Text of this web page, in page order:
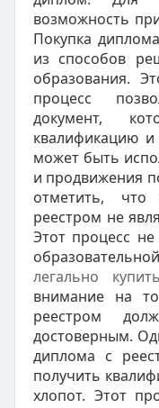
возможность
Покупка
из способов
образования.
процесс
документ,
квалификацию
может быть
и продвижения
отметить,
реестром не
Этот процесс
легально
внимание на
реестром
достоверным.
диплома с
получить
хлопот. Этот